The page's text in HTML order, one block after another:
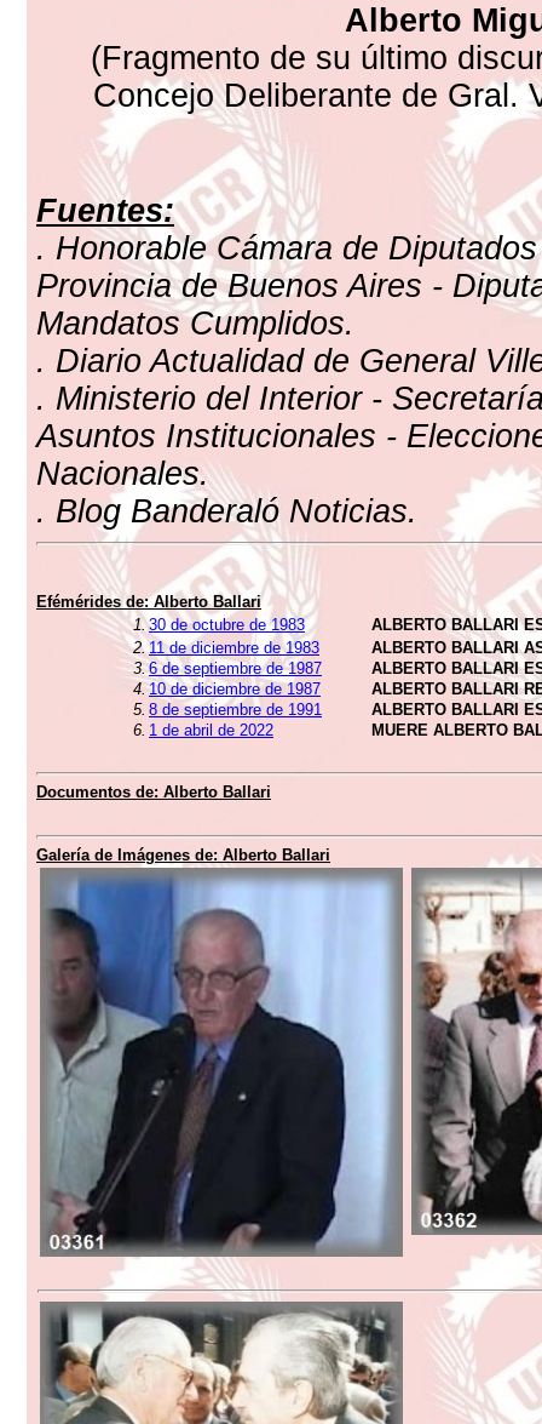
Alberto
(Fragmento de su último
Concejo Deliberante de Gral.
Fuentes:
. Honorable Cámara de
Provincia de Buenos Aires -
Mandatos Cumplidos.
. Diario Actualidad de General
. Ministerio del Interior -
Asuntos Institucionales -
Nacionales.
. Blog Banderaló Noticias.
Efémérides de: Alberto Ballari
1. 30 de octubre de 1983
ALBERTO BALLARI
2. 11 de diciembre de 1983
ALBERTO BALLARI
3. 6 de septiembre de 1987
ALBERTO BALLARI
4. 10 de diciembre de 1987
ALBERTO BALLARI
5. 8 de septiembre de 1991
ALBERTO BALLARI
6. 1 de abril de 2022 MUERE ALBERTO
Documentos de: Alberto Ballari
Galería de Imágenes de: Alberto Ballari